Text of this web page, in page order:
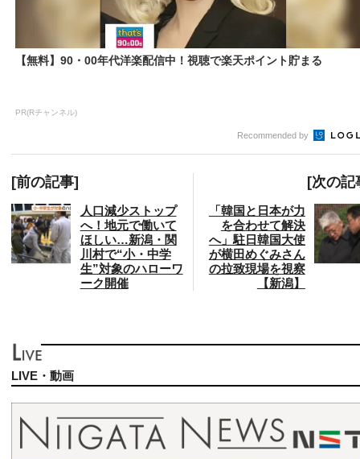
【無料】90・00年代洋楽配信中！視聴で楽天ポイント貯まる
PR(Rチャンネル)
Recommended by
[前の記事]
人口減少ストップ
へ！地元で働いて
ほしい…新潟・関
川村で“小・中学
生”対象のハローワ
ーク開催
[次の記
「韓国と日本が力
を合わせて解決
へ」駐日韓国大使
が横田めぐみさん
の拉致現場を視察
【新潟】
LIVE・動画